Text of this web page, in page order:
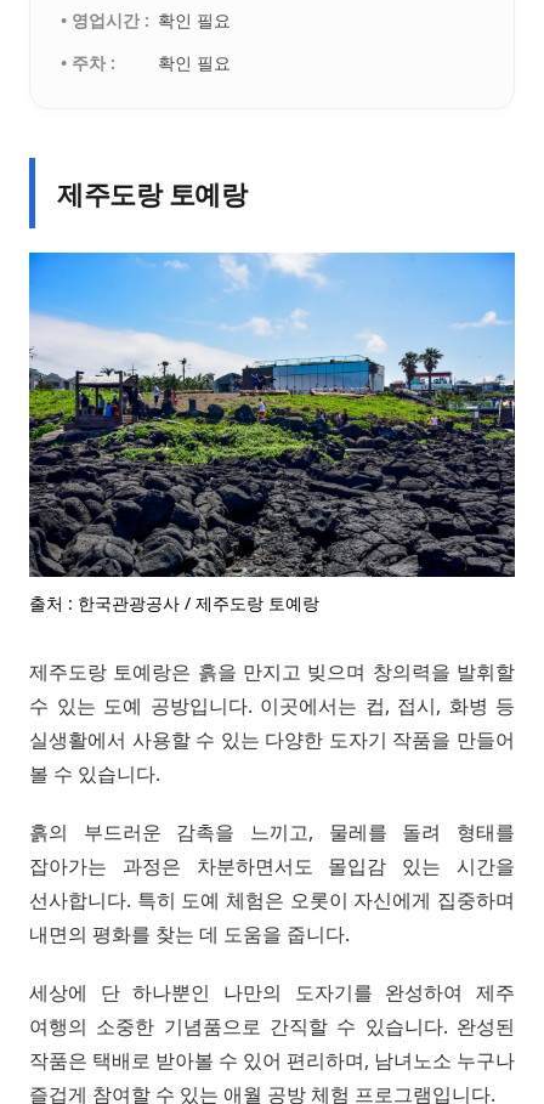
• 영업시간 : 확인 필요
• 주차 :
확인 필요
제주도랑 토예랑
출처 : 한국관광공사 / 제주도랑 토예랑
제주도랑 토예랑은 흙을 만지고 빚으며 창의력을 발휘할
수 있는 도예 공방입니다. 이곳에서는 컵, 접시, 화병 등
실생활에서 사용할 수 있는 다양한 도자기 작품을 만들어
볼 수 있습니다.
흙의 부드러운 감촉을 느끼고, 물레를 돌려 형태를
잡아가는 과정은 차분하면서도 몰입감 있는 시간을
선사합니다. 특히 도예 체험은 오롯이 자신에게 집중하며
내면의 평화를 찾는 데 도움을 줍니다.
세상에 단 하나뿐인 나만의 도자기를 완성하여 제주
여행의 소중한 기념품으로 간직할 수 있습니다. 완성된
작품은 택배로 받아볼 수 있어 편리하며, 남녀노소 누구나
즐겁게 참여할 수 있는 애월 공방 체험 프로그램입니다.